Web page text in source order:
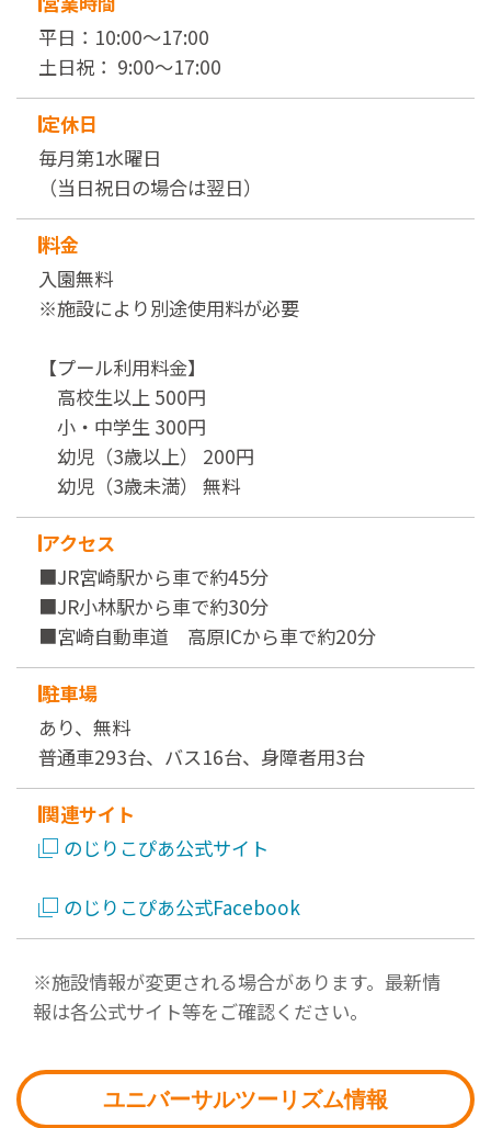
平日：10:00～17:00
土日祝： 9:00～17:00
定休日
毎月第1水曜日
（当日祝日の場合は翌日）
料金
入園無料
※施設により別途使用料が必要
【プール利用料金】
高校生以上 500円
小・中学生 300円
幼児（3歳以上） 200円
幼児（3歳未満） 無料
アクセス
■JR宮崎駅から車で約45分
■JR小林駅から車で約30分
■宮崎自動車道 高原ICから車で約20分
駐車場
あり、無料
普通車293台、バス16台、身障者用3台
関連サイト
のじりこぴあ公式サイト
のじりこぴあ公式Facebook
※施設情報が変更される場合があります。最新情
報は各公式サイト等をご確認ください。
ユニバーサルツーリズム情報